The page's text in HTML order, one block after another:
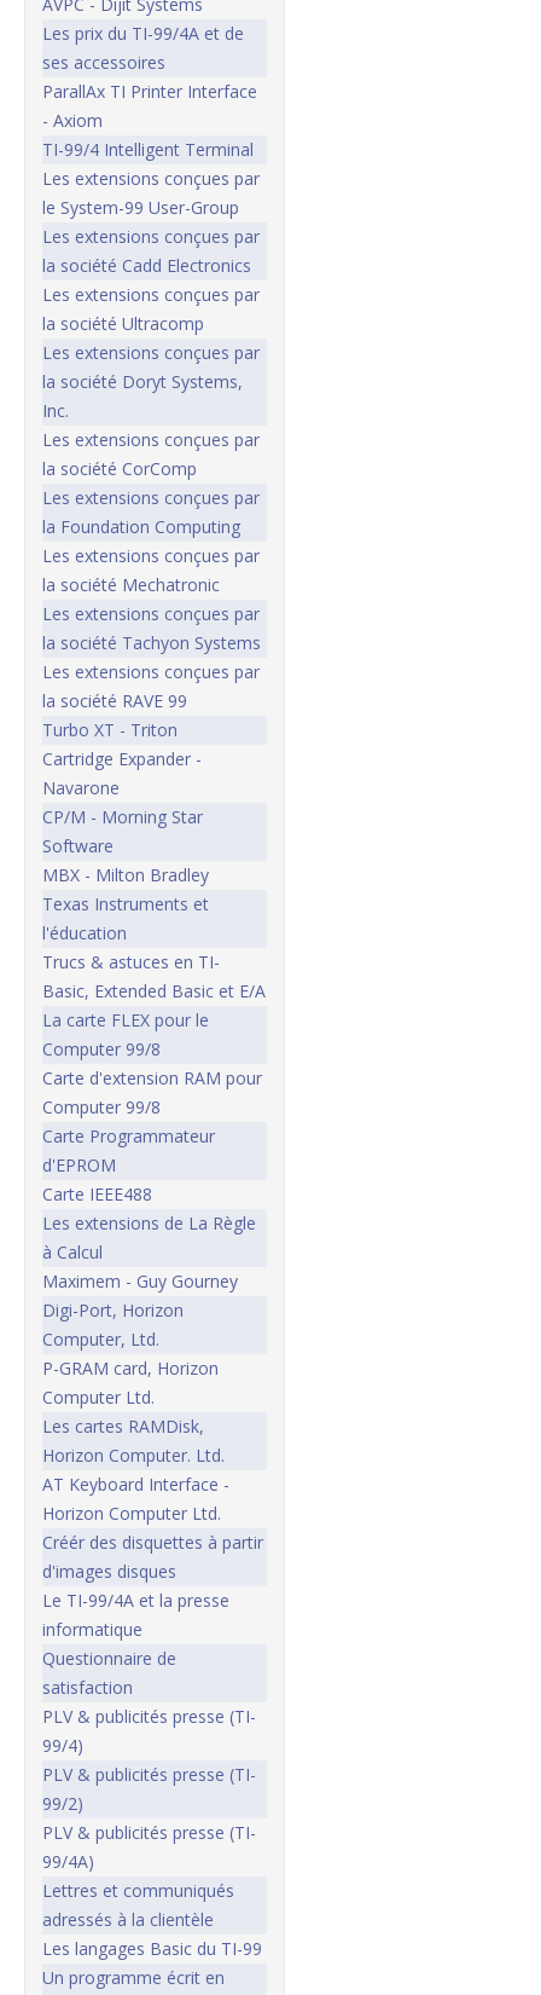
AVPC - Dijit Systems
Les prix du TI-99/4A et de
ses accessoires
ParallAx TI Printer Interface
- Axiom
TI-99/4 Intelligent Terminal
Les extensions conçues par
le System-99 User-Group
Les extensions conçues par
la société Cadd Electronics
Les extensions conçues par
la société Ultracomp
Les extensions conçues par
la société Doryt Systems,
Inc.
Les extensions conçues par
la société CorComp
Les extensions conçues par
la Foundation Computing
Les extensions conçues par
la société Mechatronic
Les extensions conçues par
la société Tachyon Systems
Les extensions conçues par
la société RAVE 99
Turbo XT - Triton
Cartridge Expander -
Navarone
CP/M - Morning Star
Software
MBX - Milton Bradley
Texas Instruments et
l'éducation
Trucs & astuces en TI-
Basic, Extended Basic et E/A
La carte FLEX pour le
Computer 99/8
Carte d'extension RAM pour
Computer 99/8
Carte Programmateur
d'EPROM
Carte IEEE488
Les extensions de La Règle
à Calcul
Maximem - Guy Gourney
Digi-Port, Horizon
Computer, Ltd.
P-GRAM card, Horizon
Computer Ltd.
Les cartes RAMDisk,
Horizon Computer. Ltd.
AT Keyboard Interface -
Horizon Computer Ltd.
Créér des disquettes à partir
d'images disques
Le TI-99/4A et la presse
informatique
Questionnaire de
satisfaction
PLV & publicités presse (TI-
99/4)
PLV & publicités presse (TI-
99/2)
PLV & publicités presse (TI-
99/4A)
Lettres et communiqués
adressés à la clientèle
Les langages Basic du TI-99
Un programme écrit en